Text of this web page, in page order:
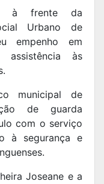
à frente da
Urbano de
empenho em
às
municipal de
de guarda
com o serviço
à segurança e
Joseane e a